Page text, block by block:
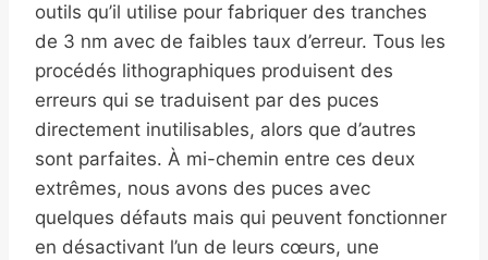
outils qu’il utilise pour fabriquer des tranches
de 3 nm avec de faibles taux d’erreur. Tous les
procédés lithographiques produisent des
erreurs qui se traduisent par des puces
directement inutilisables, alors que d’autres
sont parfaites. À mi-chemin entre ces deux
extrêmes, nous avons des puces avec
quelques défauts mais qui peuvent fonctionner
en désactivant l’un de leurs cœurs, une